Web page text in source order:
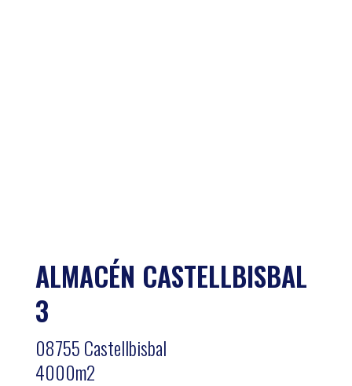
ALMACÉN CASTELLBISBAL
3
08755 Castellbisbal
4000m2